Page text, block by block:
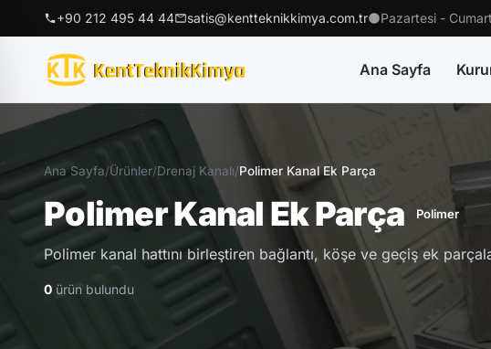
+90 212 495 44 44 satis@kentteknikkimya.com.tr Pazartesi -
Ana Sayfa
Ana Sayfa/Ürünler/Drenaj Kanalı/Polimer Kanal Ek Parça
Polimer Kanal Ek Parça Polimer
Polimer kanal hattını birleştiren bağlantı, köşe ve geçiş ek
0 ürün bulundu